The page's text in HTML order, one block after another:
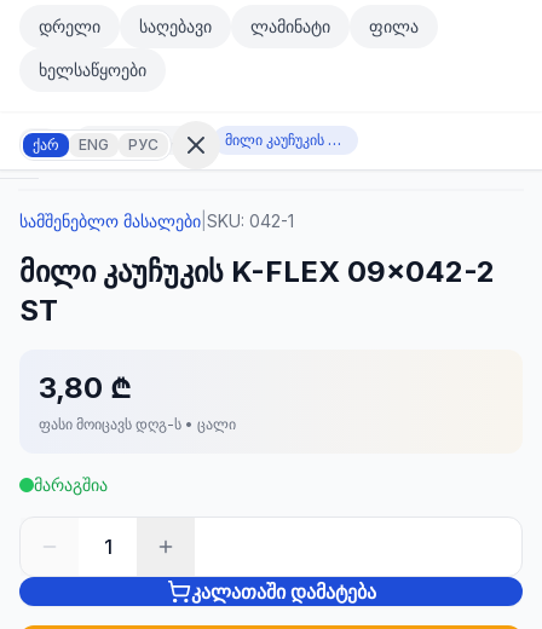
მთავარ კონტენტზე გადასვლა
მთავარ კონტენტზე გადასვლა
დრელი საღებავი ლამინატი ფილა
ხელსაწყოები
ქარ ENG РУС
შესვლა
არ
გაქვთ
ანგარიში?
რეგისტრაცია
ᲙᲐᲢᲔᲒᲝᲠᲘᲔᲑᲘ
სამშენებლო მასალები მილი კაუჩუკის K-FLEX 09x042-2 ST
სამშენებლო მასალები SKU: 042-1
მილი კაუჩუკის K-FLEX 09x042-2
ST
3,80 ₾
ფასი მოიცავს დღგ-ს • ცალი
მარაგშია
1
კალათაში დამატება